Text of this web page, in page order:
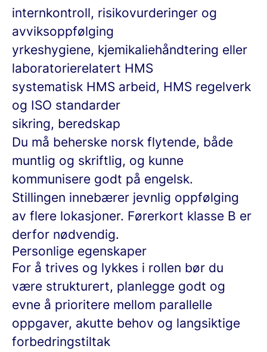
internkontroll, risikovurderinger og
avviksoppfølging
yrkeshygiene, kjemikaliehåndtering eller
laboratorierelatert HMS
systematisk HMS arbeid, HMS regelverk
og ISO standarder
sikring, beredskap
Du må beherske norsk flytende, både
muntlig og skriftlig, og kunne
kommunisere godt på engelsk.
Stillingen innebærer jevnlig oppfølging
av flere lokasjoner. Førerkort klasse B er
derfor nødvendig.
Personlige egenskaper
For å trives og lykkes i rollen bør du
være strukturert, planlegge godt og
evne å prioritere mellom parallelle
oppgaver, akutte behov og langsiktige
forbedringstiltak